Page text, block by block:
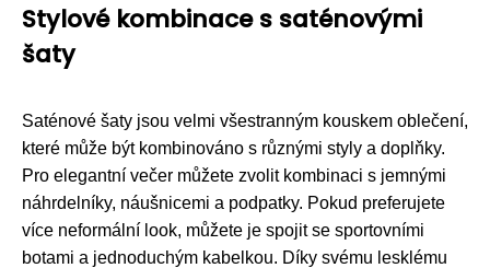
Stylové kombinace s saténovými
šaty
Saténové šaty jsou velmi všestranným kouskem oblečení,
které může být kombinováno s různými styly a doplňky.
Pro elegantní večer můžete zvolit kombinaci s jemnými
náhrdelníky, náušnicemi a podpatky. Pokud preferujete
více neformální look, můžete je spojit se sportovními
botami a jednoduchým kabelkou. Díky svému lesklému